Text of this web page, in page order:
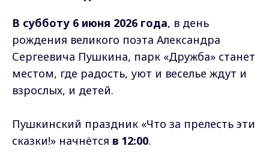
В субботу 6 июня 2026 года, в день
рождения великого поэта Александра
Сергеевича Пушкина, парк «Дружба» станет
местом, где радость, уют и веселье ждут и
взрослых, и детей.
Пушкинский праздник «Что за прелесть эти
сказки!» начнётся в 12:00.